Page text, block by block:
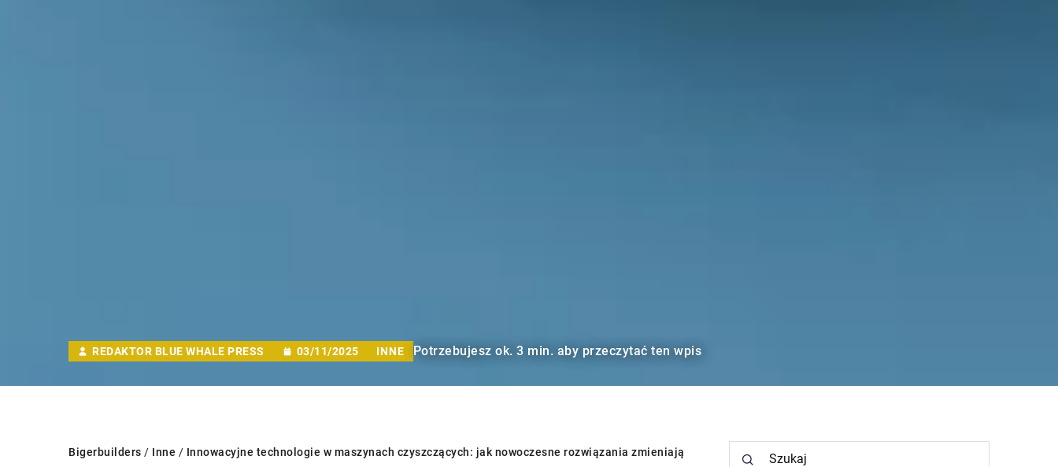
REDAKTOR BLUE WHALE PRESS 03/11/2025 INNE Potrzebujesz ok. 3 min. aby przeczytać ten wpis
Bigerbuilders / Inne / Innowacyjne technologie w maszynach czyszczących: jak nowoczesne rozwiązania zmieniają